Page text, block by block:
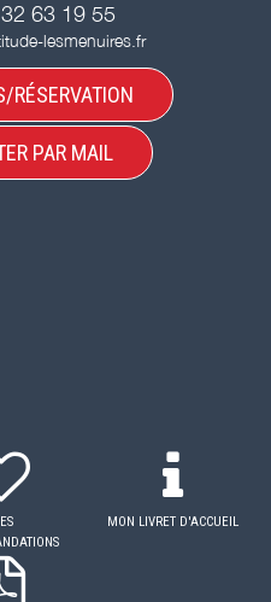
63 19 55
lesmenuires.fr
RÉSERVATION
PAR MAIL
MON LIVRET D'ACCUEIL